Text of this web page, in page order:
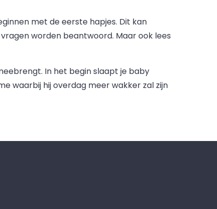
met de eerste hapjes. Dit kan
worden beantwoord. Maar ook lees
In het begin slaapt je baby
waarbij hij overdag meer wakker zal zijn